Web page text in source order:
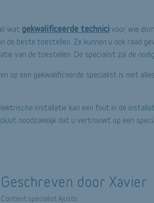
wat gekwalificeerde technici voor wie
de beste toestellen. Ze kunnen u ook raad
van de toestellen. De specialist zal de
op een gekwalificeerde specialist is niet
installatie kan een fout in de
noodzakelijk dat u vertrouwt op een
Geschreven door Xavier
Content specialist Ajusto